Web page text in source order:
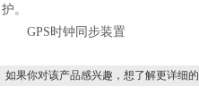
护。
GPS时钟同步装置
如果你对该产品感兴趣，想了解更详细